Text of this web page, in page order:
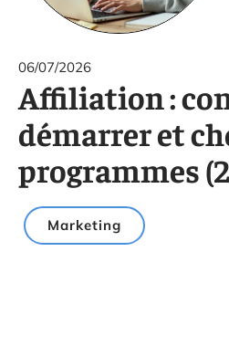
06/07/2026
Affiliation :
démarrer et
programmes
Marketing